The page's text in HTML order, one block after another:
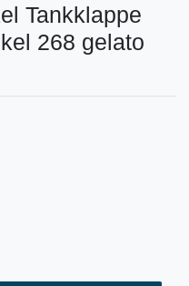
Tankklappe
268 gelato